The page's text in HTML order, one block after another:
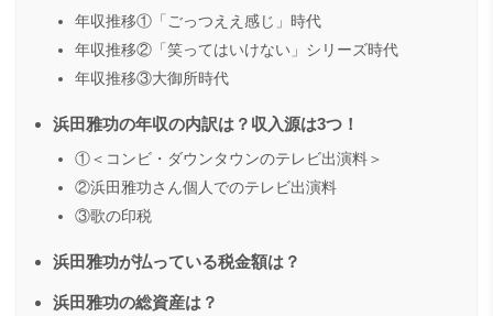
年収推移①「ごっつええ感じ」時代
年収推移②「笑ってはいけない」シリーズ時代
年収推移③大御所時代
浜田雅功の年収の内訳は？収入源は3つ！
①＜コンビ・ダウンタウンのテレビ出演料＞
②浜田雅功さん個人でのテレビ出演料
③歌の印税
浜田雅功が払っている税金額は？
浜田雅功の総資産は？